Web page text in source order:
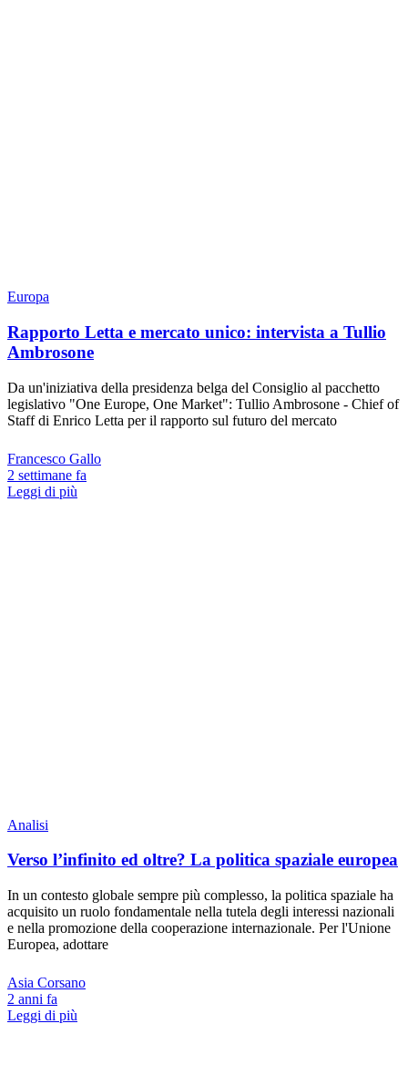
Europa
Rapporto Letta e mercato unico: intervista a Tullio
Ambrosone
Da un'iniziativa della presidenza belga del Consiglio al pacchetto
legislativo "One Europe, One Market": Tullio Ambrosone - Chief of
Staff di Enrico Letta per il rapporto sul futuro del mercato
Francesco Gallo
2 settimane fa
Leggi di più
Analisi
Verso l’infinito ed oltre? La politica spaziale europea
In un contesto globale sempre più complesso, la politica spaziale ha
acquisito un ruolo fondamentale nella tutela degli interessi nazionali
e nella promozione della cooperazione internazionale. Per l'Unione
Europea, adottare
Asia Corsano
2 anni fa
Leggi di più